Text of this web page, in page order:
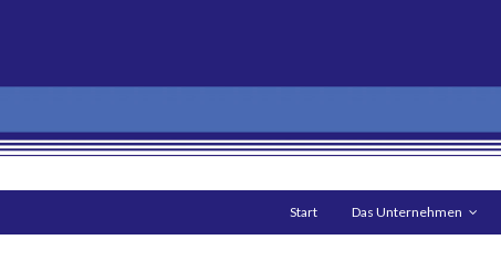
Start Das Unternehmen